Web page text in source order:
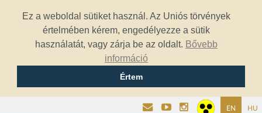
Ez a weboldal sütiket használ. Az Uniós törvények
értelmében kérem, engedélyezze a sütik
használatát, vagy zárja be az oldalt. Bővebb
információ
Értem
EN HU